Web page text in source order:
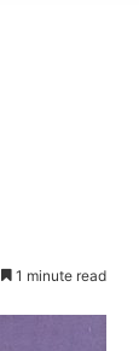
1 minute read